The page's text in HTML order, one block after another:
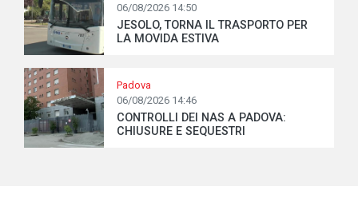
06/08/2026 14:50
JESOLO, TORNA IL TRASPORTO PER
LA MOVIDA ESTIVA
Padova
06/08/2026 14:46
CONTROLLI DEI NAS A PADOVA:
CHIUSURE E SEQUESTRI